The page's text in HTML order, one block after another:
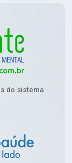
do sistema